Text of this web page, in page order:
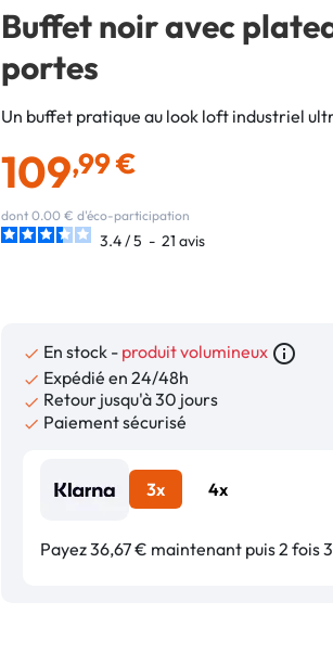
Buffet noir avec
portes
Un buffet pratique au look loft industriel
109,99 €
dont 0.00 € d'éco-participation
3.4/5 - 21 avis
 En stock - produit volumineux info_outline
 Expédié en 24/48h
 Retour jusqu'à 30 jours
 Paiement sécurisé
3x 4x
Payez 36,67 € maintenant puis 2 fois